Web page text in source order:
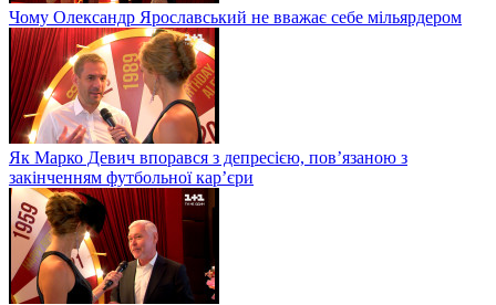
Чому Олександр Ярославський не вважає себе мільярдером
Як Марко Девич впорався з депресією, пов’язаною з
закінченням футбольної кар’єри